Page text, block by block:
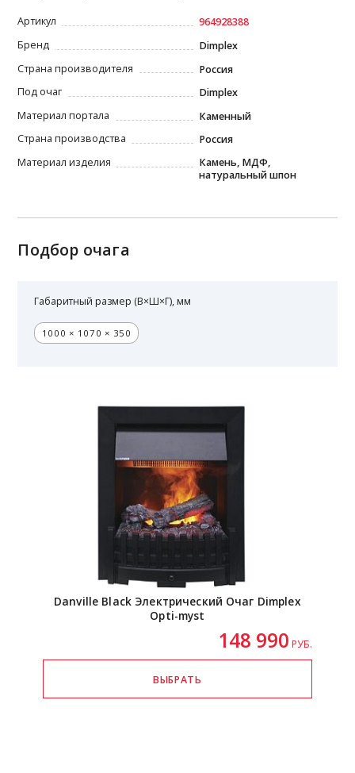
Артикул
964928388
Бренд
Dimplex
Страна производителя
Россия
Под очаг
Dimplex
Материал портала
Каменный
Страна производства
Россия
Материал изделия
Камень, МДФ,
натуральный шпон
Подбор очага
Габаритный размер (В×Ш×Г), мм
1000 × 1070 × 350
Danville Black Электрический Очаг Dimplex
Opti-myst
148 990 РУБ.